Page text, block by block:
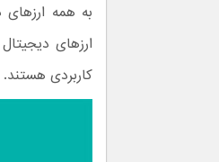
به همه
ارزهای
کاربردی هستند.